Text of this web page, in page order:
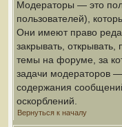
Модераторы — это
пользователей),
Они имеют право
закрывать,
темы на форуме, за
задачи модераторов —
содержания
оскорблений.
Вернуться к началу